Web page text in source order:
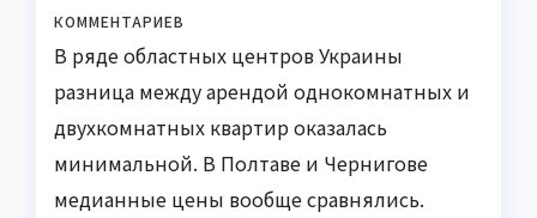
КОММЕНТАРИЕВ
В ряде областных центров Украины
разница между арендой однокомнатных и
двухкомнатных квартир оказалась
минимальной. В Полтаве и Чернигове
медианные цены вообще сравнялись.